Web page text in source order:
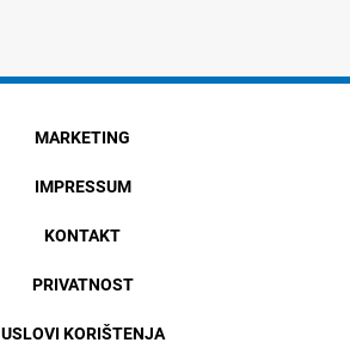
MARKETING
IMPRESSUM
KONTAKT
PRIVATNOST
USLOVI KORIŠTENJA